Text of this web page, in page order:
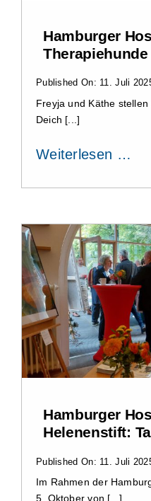
Hamburger
Published On: 11. Juli
Freyja und Käthe
Deich [...]
Weiterlesen …
Hamburger
Helenenstift:
Published On: 11. Juli
Im Rahmen der
5. Oktober von [...]